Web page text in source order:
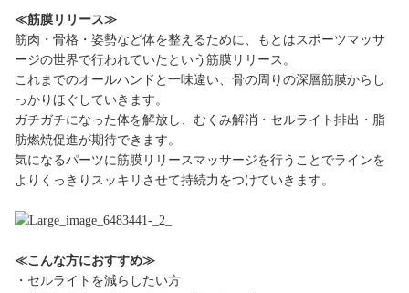
≪筋膜リリース≫
筋肉・骨格・姿勢など体を整えるために、もとはスポーツマッサ
ージの世界で行われていたという筋膜リリース。
これまでのオールハンドと一味違い、骨の周りの深層筋膜からし
っかりほぐしていきます。
ガチガチになった体を解放し、むくみ解消・セルライト排出・脂
肪燃焼促進が期待できます。
気になるパーツに筋膜リリースマッサージを行うことでラインを
よりくっきりスッキリさせて持続力をつけていきます。
≪こんな方におすすめ≫
・セルライトを減らしたい方